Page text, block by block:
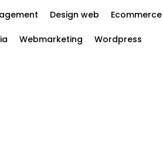
Design web Ecommerce
Webmarketing Wordpress